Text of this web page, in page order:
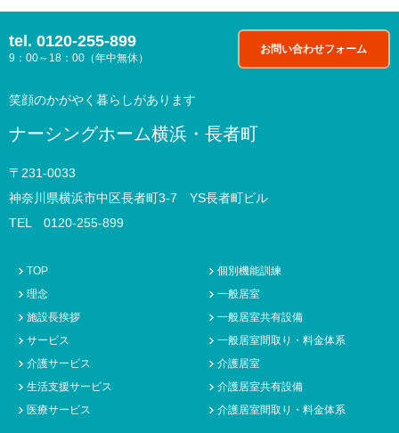
お問い合わせフォーム
tel. 0120-255-899
9：00～18：00（年中無休）
笑顔のかがやく暮らしがあります
ナーシングホーム横浜・長者町
〒231-0033
神奈川県横浜市中区長者町3-7 YS長者町ビル
TEL 0120-255-899
TOP
理念
施設長挨拶
サービス
介護サービス
生活支援サービス
医療サービス
個別機能訓練
一般居室
一般居室共有設備
一般居室間取り・料金体系
介護居室
介護居室共有設備
介護居室間取り・料金体系